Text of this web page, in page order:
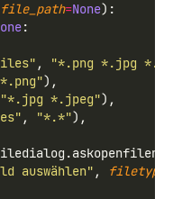
file_path=None):
:
,
"*.png *.jpg
),
"*.jpg *.jpeg"),
, "*.*"),
auswählen" , filetypes